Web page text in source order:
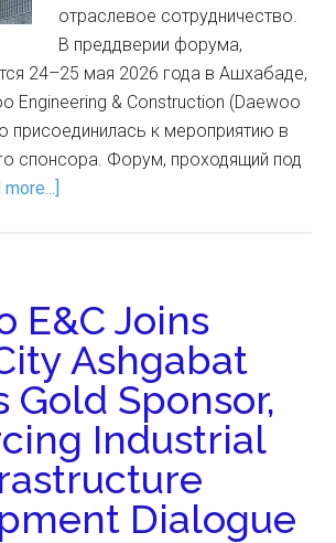
отраслевое сотрудничество.
В преддверии форума,
24–25 мая 2026 года в Ашхабаде,
Engineering & Construction (Daewoo
присоединилась к мероприятию в
спонсора. Форум, проходящий под
more...]
E&C Joins
Ashgabat
Gold Sponsor,
Industrial
Dialogue